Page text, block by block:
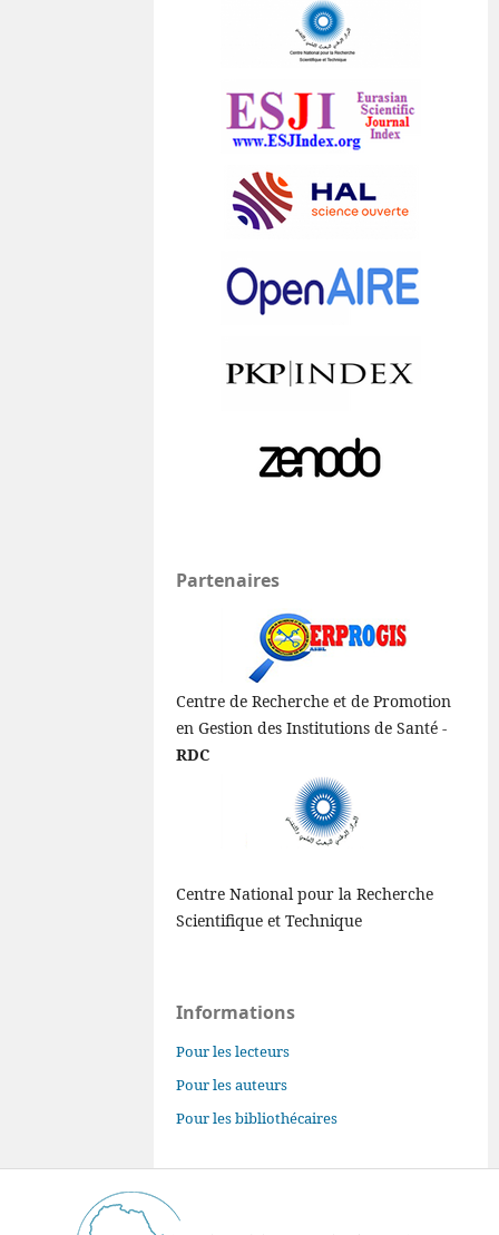
Partenaires
Centre de Recherche et de Promotion
en Gestion des Institutions de Santé -
RDC
Centre National pour la Recherche
Scientifique et Technique
Informations
Pour les lecteurs
Pour les auteurs
Pour les bibliothécaires